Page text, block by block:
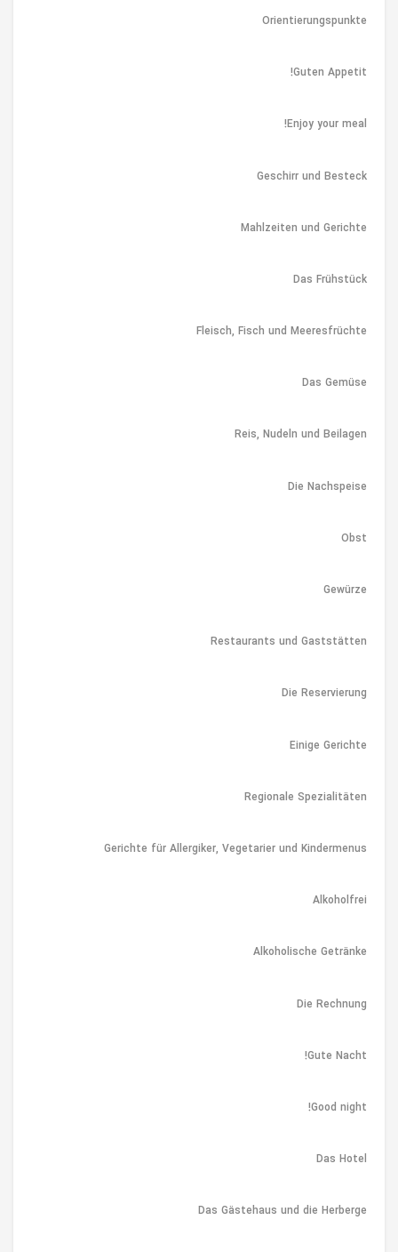
Orientierungspunkte
Guten Appetit!
Enjoy your meal!
Geschirr und Besteck
Mahlzeiten und Gerichte
Das Frühstück
Fleisch, Fisch und Meeresfrüchte
Das Gemüse
Reis, Nudeln und Beilagen
Die Nachspeise
Obst
Gewürze
Restaurants und Gaststätten
Die Reservierung
Einige Gerichte
Regionale Spezialitäten
Gerichte für Allergiker, Vegetarier und Kindermenus
Alkoholfrei
Alkoholische Getränke
Die Rechnung
Gute Nacht!
Good night!
Das Hotel
Das Gästehaus und die Herberge